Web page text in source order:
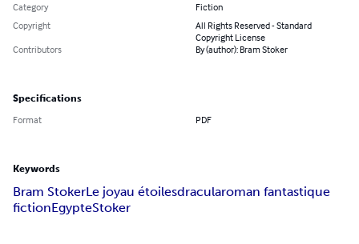
Category
Fiction
Copyright
All Rights Reserved - Standard
Copyright License
Contributors
By (author): Bram Stoker
Specifications
Format PDF
Keywords
Bram StokerLe joyau étoilesdracularoman fantastique
fictionEgypteStoker